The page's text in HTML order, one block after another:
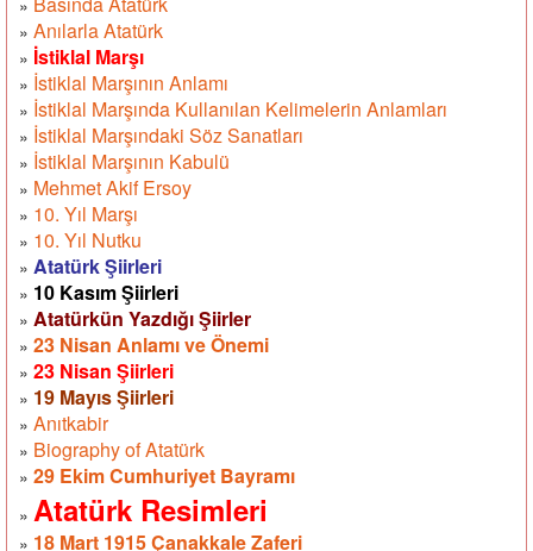
» Anılarla Atatürk
» İstiklal Marşı
» İstiklal Marşının Anlamı
» İstiklal Marşında Kullanılan Kelimelerin Anlamları
» İstiklal Marşındaki Söz Sanatları
» İstiklal Marşının Kabulü
» Mehmet Akif Ersoy
» 10. Yıl Marşı
» 10. Yıl Nutku
» Atatürk Şiirleri
» 10 Kasım Şiirleri
» Atatürkün Yazdığı Şiirler
» 23 Nisan Anlamı ve Önemi
» 23 Nisan Şiirleri
» 19 Mayıs Şiirleri
» Anıtkabir
» Biography of Atatürk
» 29 Ekim Cumhuriyet Bayramı
» Atatürk Resimleri
» 18 Mart 1915 Çanakkale Zaferi